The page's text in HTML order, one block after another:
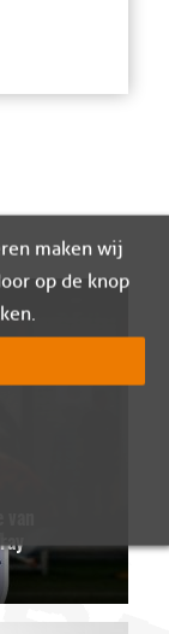
maken wij
op de knop